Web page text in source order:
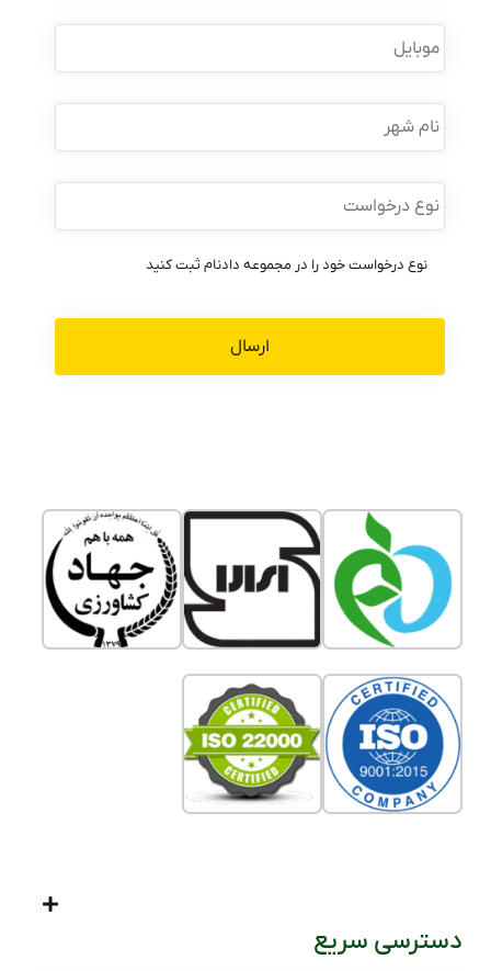
موبایل *
نام
شهر
نوع
درخواست *
نوع درخواست خود را در مجموعه دادنام ثبت کنید
دسترسی سریع